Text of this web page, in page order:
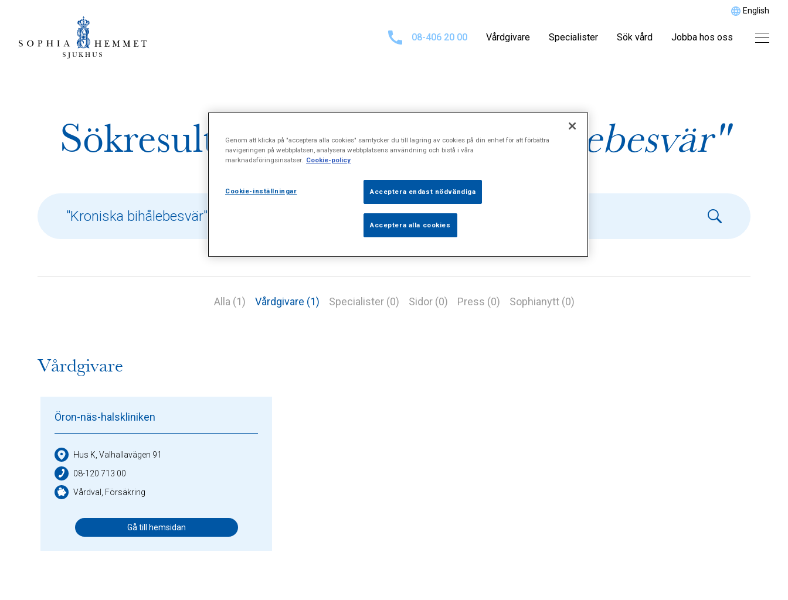
English
08-406 20 00 Vårdgivare Specialister Sök vård Jobba hos oss
Sökresultat för"Kroniska bihålebesvär"
Alla (1) Vårdgivare (1) Specialister (0) Sidor (0) Press (0) Sophianytt (0)
Vårdgivare
Öron-näs-halskliniken
Hus K, Valhallavägen 91
08-120 713 00
Vårdval, Försäkring
Gå till hemsidan
Genom att klicka på "acceptera alla cookies" samtycker du till lagring av cookies på din enhet för att förbättra
navigeringen på webbplatsen, analysera webbplatsens användning och bistå i våra
marknadsföringsinsatser. Cookie-policy
Cookie-inställningar Acceptera endast nödvändiga
Acceptera alla cookies